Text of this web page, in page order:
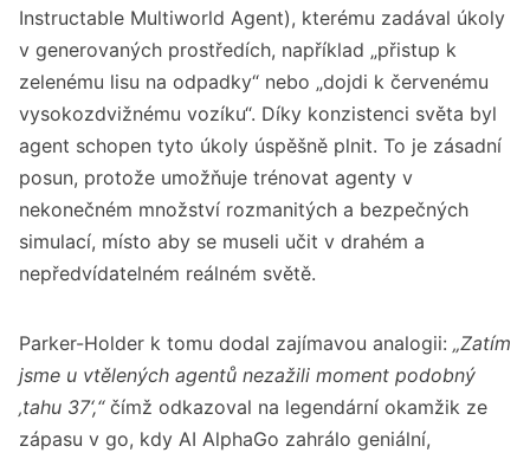
Instructable Multiworld Agent), kterému zadával úkoly
v generovaných prostředích, například „přistup k
zelenému lisu na odpadky“ nebo „dojdi k červenému
vysokozdvižnému vozíku“. Díky konzistenci světa byl
agent schopen tyto úkoly úspěšně plnit. To je zásadní
posun, protože umožňuje trénovat agenty v
nekonečném množství rozmanitých a bezpečných
simulací, místo aby se museli učit v drahém a
nepředvídatelném reálném světě.
Parker-Holder k tomu dodal zajímavou analogii: „Zatím
jsme u vtělených agentů nezažili moment podobný
‚tahu 37‘,“ čímž odkazoval na legendární okamžik ze
zápasu v go, kdy AI AlphaGo zahrálo geniální,